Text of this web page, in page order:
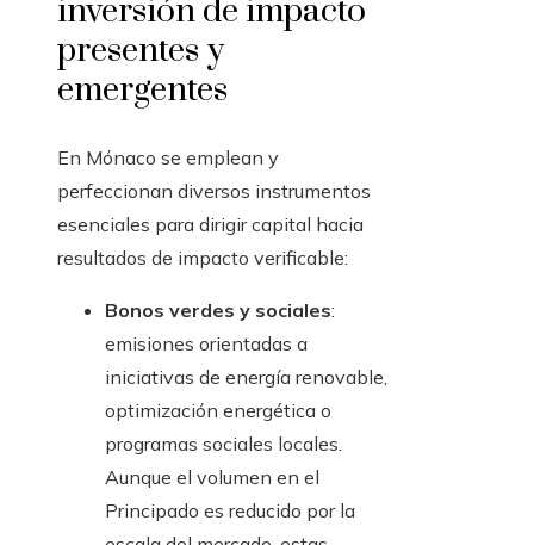
inversión de impacto
presentes y
emergentes
En Mónaco se emplean y
perfeccionan diversos instrumentos
esenciales para dirigir capital hacia
resultados de impacto verificable:
Bonos verdes y sociales:
emisiones orientadas a
iniciativas de energía renovable,
optimización energética o
programas sociales locales.
Aunque el volumen en el
Principado es reducido por la